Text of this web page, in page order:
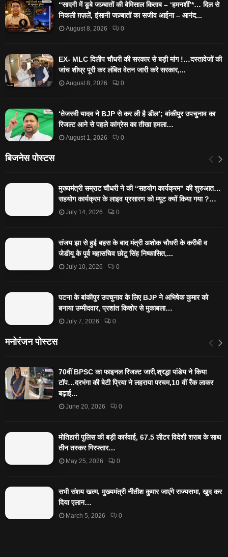
“सादगी में डूबे जज़्बातों की बेमिसाल किताब – ‘हमनशीं’*… दिल से
निकली ग़ज़लें, इंसानी जज़्बातों का सजीव आईना – आनंद...
August 8, 2026 0
EX- MLC दिलीप चौधरी की सरकार से बड़ी मांग !…दस्तावेजों की
जांच शीघ्र पूरी कर लंबित वेतन जारी करे सरकार,...
August 8, 2026 0
‘तेजस्‍वी यादव ने BJP से कर ली है डील’; बांकीपुर उपचुनाव का
रिजल्‍ट आने से पहले कांग्रेस का तीखा हमला…
August 1, 2026 0
बिजनेस पोस्टस
मुख्यमंत्री सम्राट चौधरी ने की “सहयोग कार्यक्रम” की शुरुआत…
सहयोग कार्यक्रम के लाइव प्रसारण को म्यूट क्यों किया गया ?…
July 14, 2026 0
संजय झा से हुई बहस के बाद मंत्री अशोक चौधरी के करीबी व
जेडीयू के पूर्व महासचिव छोटू सिंह निष्कासित,...
July 10, 2026 0
पटना के बांकीपुर उपचुनाव के लिए BJP ने अभिषेक कुमार को
बनाया उम्मीदवार, प्रशांत किशोर से मुकाबला…
July 7, 2026 0
मनोरंजन पोस्टस
70वीं BPSC का फाइनल रिजल्ट जारी,श्रद्धा पांडेय ने किया
टॉप…दरभंगा की बेटी प्रिया ने लहराया परचम,10 वीं रैंक लाकर
बढ़ाई...
June 20, 2026 0
मोतिहारी पुलिस की बड़ी कार्रवाई, 67.5 लीटर विदेशी शराब के साथ
तीन तस्कर गिरफ्तार…
May 25, 2026 0
सभी संशय खत्म, मुख्यमंत्री नीतीश कुमार जाएंगे राज्यसभा, खुद कर
दिया एलान…
March 5, 2026 0